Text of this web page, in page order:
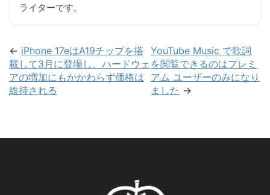
ライターです。
← iPhone 17eはA19チップを搭
載して3月に登場し、ハードウェ
アの増加にもかかわらず価格は
維持される
YouTube Music で歌詞
を閲覧できるのはプレミ
アム ユーザーのみになり
ました →